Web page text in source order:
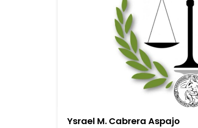
Ysrael M. Cabrera Aspajo